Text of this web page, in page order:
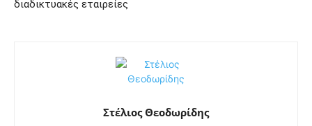
διαδικτυακές εταιρείες
Στέλιος Θεοδωρίδης